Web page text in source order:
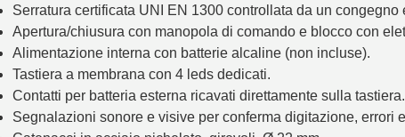
Serratura certificata UNI EN 1300 controllata da un
Apertura/chiusura con manopola di comando e blocco con
Alimentazione interna con batterie alcaline (non incluse).
Tastiera a membrana con 4 leds dedicati.
Contatti per batteria esterna ricavati direttamente sulla tastiera.
Segnalazioni sonore e visive per conferma digitazione, errori